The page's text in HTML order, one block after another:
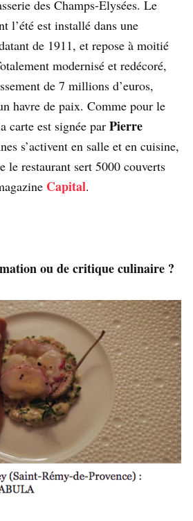
des Champs-Elysées. Le
l’été est installé dans une
de 1911, et repose à moitié
modernisé et redécoré,
de 7 millions d’euros,
havre de paix. Comme pour le
carte est signée par Pierre
s’activent en salle et en cuisine,
le restaurant sert 5000 couverts
Capital.
ou de critique culinaire ?